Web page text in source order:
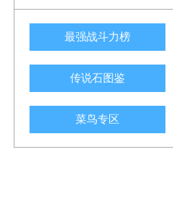
最强战斗力榜
传说石图鉴
菜鸟专区